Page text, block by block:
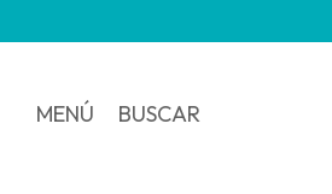
MENÚ BUSCAR